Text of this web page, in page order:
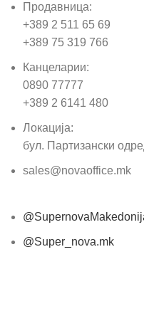
Продавница:
+389 2 511 65 69
+389 75 319 766
Канцеларии:
0890 77777
+389 2 6141 480
Локација:
бул. Партизански
sales@novaoffice.mk
@Super_nova.mk